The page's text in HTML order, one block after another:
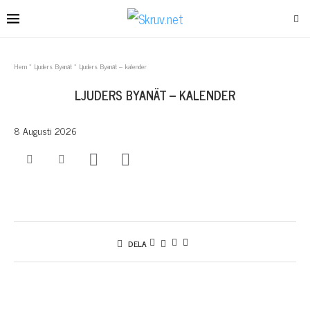
Hem» Ljuders Byanät» Ljuders Byanät – kalender
LJUDERS BYANÄT – KALENDER
8 Augusti 2026
DELA